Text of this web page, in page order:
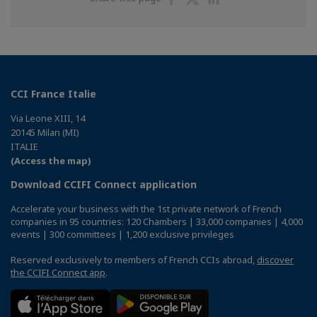
CCI France Italie
Via Leone XIII, 14
20145 Milan (MI)
ITALIE
(Access the map)
Download CCIFI Connect application
Accelerate your business with the 1st private network of French
companies in 95 countries: 120 Chambers | 33,000 companies | 4,000
events | 300 committees | 1,200 exclusive privileges
Reserved exclusively to members of French CCIs abroad, discover
the CCIFI Connect app.